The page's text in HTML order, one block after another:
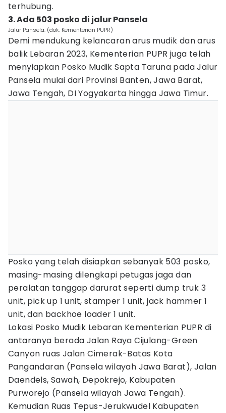
terhubung.
3. Ada 503 posko di jalur Pansela
Jalur Pansela. (dok. Kementerian PUPR)
Demi mendukung kelancaran arus mudik dan arus
balik Lebaran 2023, Kementerian PUPR juga telah
menyiapkan Posko Mudik Sapta Taruna pada Jalur
Pansela mulai dari Provinsi Banten, Jawa Barat,
Jawa Tengah, DI Yogyakarta hingga Jawa Timur.
Posko yang telah disiapkan sebanyak 503 posko,
masing-masing dilengkapi petugas jaga dan
peralatan tanggap darurat seperti dump truk 3
unit, pick up 1 unit, stamper 1 unit, jack hammer 1
unit, dan backhoe loader 1 unit.
Lokasi Posko Mudik Lebaran Kementerian PUPR di
antaranya berada Jalan Raya Cijulang-Green
Canyon ruas Jalan Cimerak-Batas Kota
Pangandaran (Pansela wilayah Jawa Barat), Jalan
Daendels, Sawah, Depokrejo, Kabupaten
Purworejo (Pansela wilayah Jawa Tengah).
Kemudian Ruas Tepus-Jerukwudel Kabupaten